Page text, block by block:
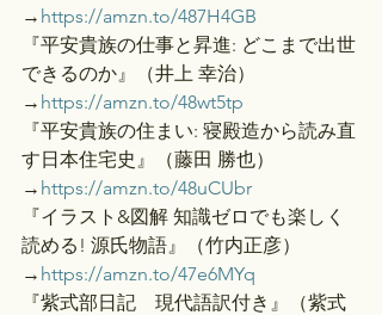
→ https://amzn.to/487H4GB
『平安貴族の仕事と昇進: どこまで出世
できるのか』（井上 幸治）
→ https://amzn.to/48wt5tp
『平安貴族の住まい: 寝殿造から読み直
す日本住宅史』（藤田 勝也）
→ https://amzn.to/48uCUbr
『イラスト&図解 知識ゼロでも楽しく
読める! 源氏物語』（竹内正彦）
→ https://amzn.to/47e6MYq
『紫式部日記　現代語訳付き』（紫式